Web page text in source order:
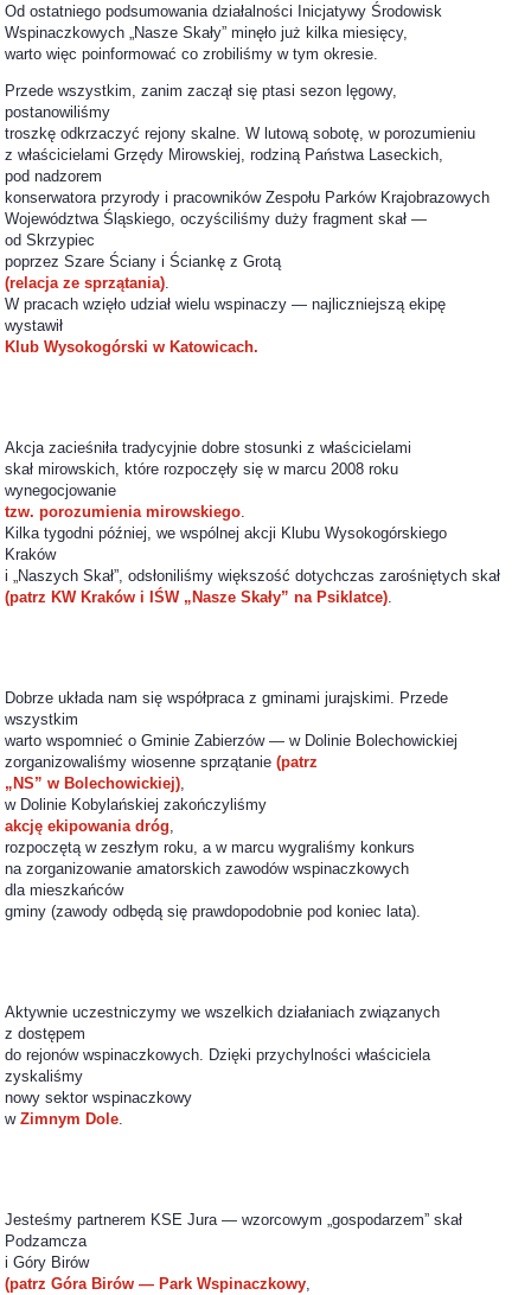
Od ostatniego podsumowania działalności Inicjatywy Środowisk
Wspinaczkowych „Nasze Skały” minęło już kilka miesięcy,
warto więc poinformować co zrobiliśmy w tym okresie.
Przede wszystkim, zanim zaczął się ptasi sezon lęgowy,
postanowiliśmy
troszkę odkrzaczyć rejony skalne. W lutową sobotę, w porozumieniu
z właścicielami Grzędy Mirowskiej, rodziną Państwa Laseckich,
pod nadzorem
konserwatora przyrody i pracowników Zespołu Parków Krajobrazowych
Województwa Śląskiego, oczyściliśmy duży fragment skał —
od Skrzypiec
poprzez Szare Ściany i Ściankę z Grotą
(relacja ze sprzątania)
W pracach wzięło udział wielu wspinaczy — najliczniejszą ekipę
wystawił
Klub Wysokogórski w Katowicach.
Akcja zacieśniła tradycyjnie dobre stosunki z właścicielami
skał mirowskich, które rozpoczęły się w marcu 2008 roku
wynegocjowanie
tzw. porozumienia mirowskiego
Kilka tygodni później, we wspólnej akcji Klubu Wysokogórskiego
Kraków
i „Naszych Skał”, odsłoniliśmy większość dotychczas zarośniętych skał
(patrz KW Kraków i IŚW „Nasze Skały” na Psiklatce)
Dobrze układa nam się współpraca z gminami jurajskimi. Przede
wszystkim
warto wspomnieć o Gminie Zabierzów — w Dolinie Bolechowickiej
zorganizowaliśmy wiosenne sprzątanie(patrz
„NS” w Bolechowickiej)
w Dolinie Kobylańskiej zakończyliśmy
akcję ekipowania dróg
rozpoczętą w zeszłym roku, a w marcu wygraliśmy konkurs
na zorganizowanie amatorskich zawodów wspinaczkowych
dla mieszkańców
gminy (zawody odbędą się prawdopodobnie pod koniec lata).
Aktywnie uczestniczymy we wszelkich działaniach związanych
z dostępem
do rejonów wspinaczkowych. Dzięki przychylności właściciela
zyskaliśmy
nowy sektor wspinaczkowy
wZimnym Dole
Jesteśmy partnerem KSE Jura — wzorcowym „gospodarzem” skał
Podzamcza
i Góry Birów
(patrz Góra Birów — Park Wspinaczkowy